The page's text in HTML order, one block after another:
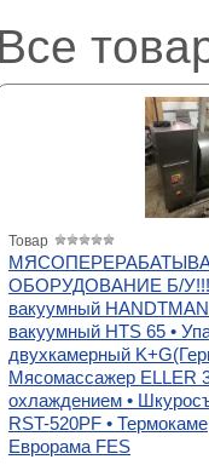
Все
Товар
ОБОРУДОВАНИЕ Б/У!!!
вакуумный
вакуумный HTS 65 •
двухкамерный
Мясомассажер ELLER
охлаждением •
RST-520PF •
Еврорама FES